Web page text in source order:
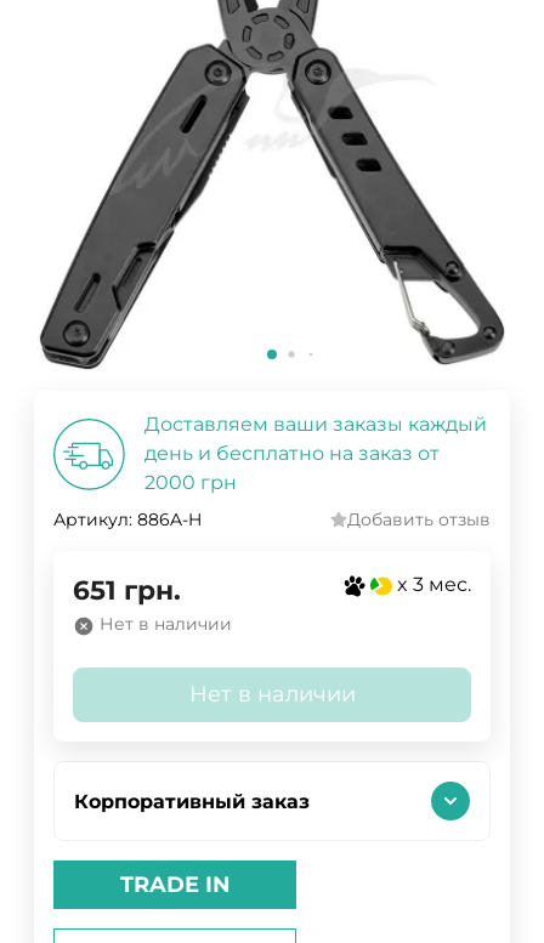
Доставляем ваши заказы каждый
день и бесплатно на заказ от
2000 грн
Артикул: 886A-H Добавить отзыв
651 грн. x 3 мес.
Нет в наличии
Нет в наличии
Корпоративный заказ
TRADE IN